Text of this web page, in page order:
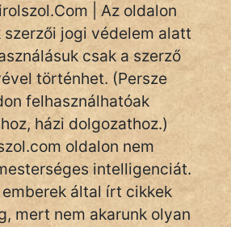
| Az oldalon
szerzői jogi védelem alatt
csak a szerző
történhet. (Persze
felhasználhatóak
házi dolgozathoz.)
oldalon nem
intelligenciát.
által írt cikkek
mert nem akarunk olyan